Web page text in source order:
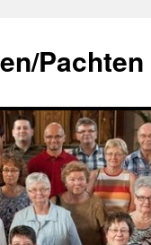
Pachten